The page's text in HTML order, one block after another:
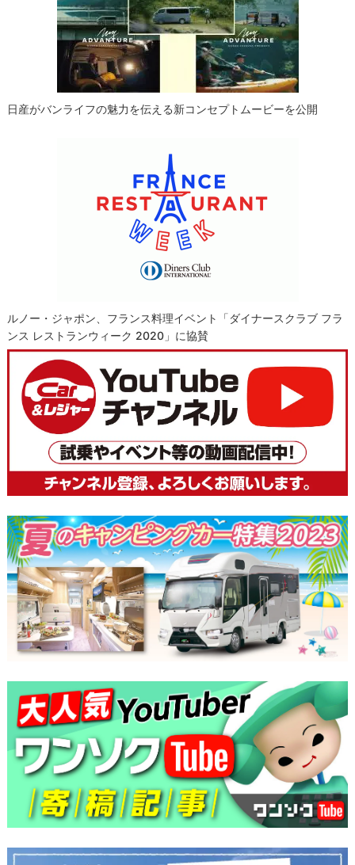
日産がバンライフの魅力を伝える新コンセプトムービーを公開
ルノー・ジャポン、フランス料理イベント「ダイナースクラブ フラ
ンス レストランウィーク 2020」に協賛